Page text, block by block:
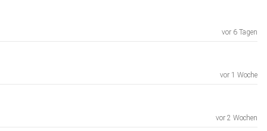
vor 6 Tagen
vor 1 Woche
vor 2 Wochen